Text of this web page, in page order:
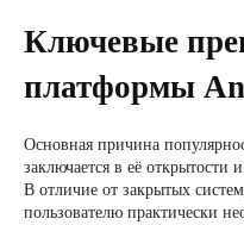
Ключевые
платформы
Основная причина
заключается в её открытости
В отличие от закрытых
пользователю практически